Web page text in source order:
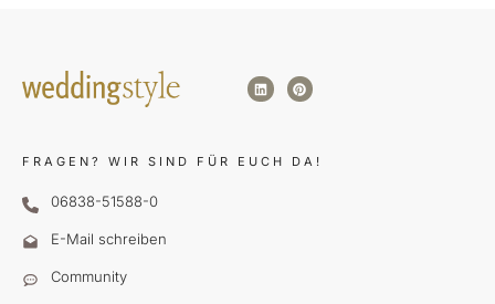
FRAGEN? WIR SIND FÜR EUCH DA!
06838-51588-0
E-Mail schreiben
Community